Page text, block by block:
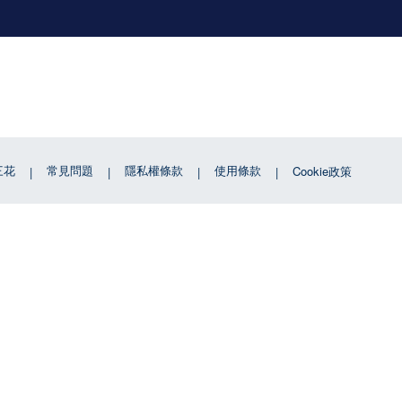
花 常見問題 隱私權條款 使用條款 Cookie政策